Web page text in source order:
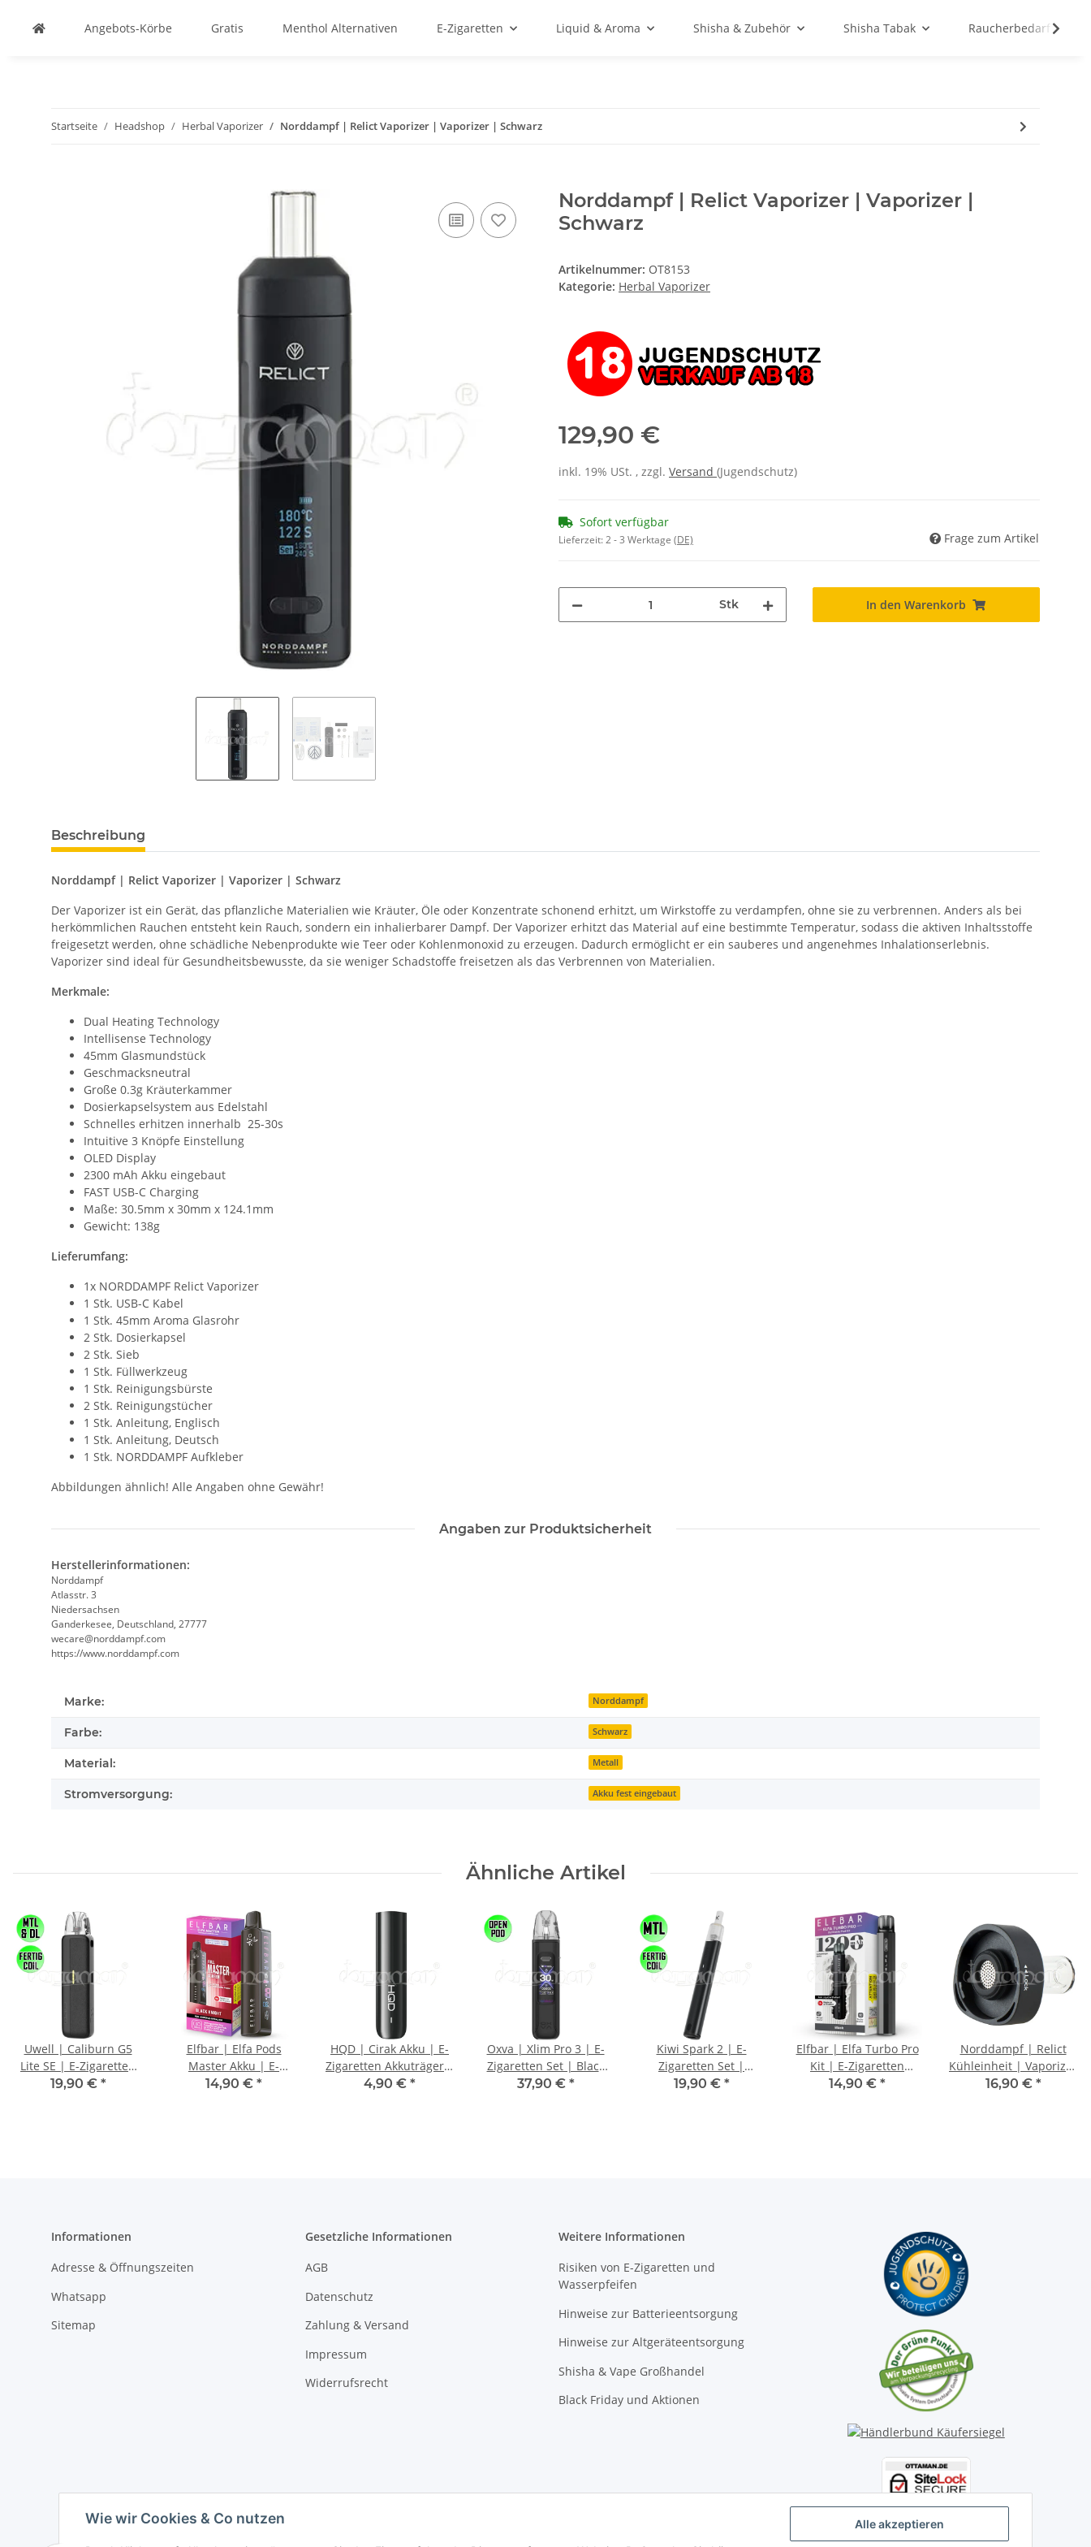
Angebots-Körbe Gratis Menthol Alternativen E-Zigaretten Liquid & Aroma Shisha & Zubehör Shisha Tabak Raucherbedarf
Startseite Headshop Herbal Vaporizer Norddampf | Relict Vaporizer | Vaporizer | Schwarz
Norddampf | Relict Vaporizer | Vaporizer |
Schwarz
Artikelnummer: OT8153
Kategorie: Herbal Vaporizer
129,90 €
inkl. 19% USt. , zzgl. Versand (Jugendschutz)
Sofort verfügbar
Lieferzeit:2 - 3 Werktage (DE) Frage zum Artikel
Stk In den Warenkorb
Beschreibung
Norddampf | Relict Vaporizer | Vaporizer | Schwarz
Der Vaporizer ist ein Gerät, das pflanzliche Materialien wie Kräuter, Öle oder Konzentrate schonend erhitzt, um Wirkstoffe zu verdampfen, ohne sie zu verbrennen. Anders als bei
herkömmlichen Rauchen entsteht kein Rauch, sondern ein inhalierbarer Dampf. Der Vaporizer erhitzt das Material auf eine bestimmte Temperatur, sodass die aktiven Inhaltsstoffe
freigesetzt werden, ohne schädliche Nebenprodukte wie Teer oder Kohlenmonoxid zu erzeugen. Dadurch ermöglicht er ein sauberes und angenehmes Inhalationserlebnis.
Vaporizer sind ideal für Gesundheitsbewusste, da sie weniger Schadstoffe freisetzen als das Verbrennen von Materialien.
Merkmale:
Dual Heating Technology
Intellisense Technology
45mm Glasmundstück
Geschmacksneutral
Große 0.3g Kräuterkammer
Dosierkapselsystem aus Edelstahl
Schnelles erhitzen innerhalb 25-30s
Intuitive 3 Knöpfe Einstellung
OLED Display
2300 mAh Akku eingebaut
FAST USB-C Charging
Maße: 30.5mm x 30mm x 124.1mm
Gewicht: 138g
Lieferumfang:
1x NORDDAMPF Relict Vaporizer
1 Stk. USB-C Kabel
1 Stk. 45mm Aroma Glasrohr
2 Stk. Dosierkapsel
2 Stk. Sieb
1 Stk. Füllwerkzeug
1 Stk. Reinigungsbürste
2 Stk. Reinigungstücher
1 Stk. Anleitung, Englisch
1 Stk. Anleitung, Deutsch
1 Stk. NORDDAMPF Aufkleber
Abbildungen ähnlich! Alle Angaben ohne Gewähr!
Angaben zur Produktsicherheit
Herstellerinformationen:
Norddampf
Atlasstr. 3
Niedersachsen
Ganderkesee, Deutschland, 27777
wecare@norddampf.com
https://www.norddampf.com
Marke: Norddampf
Farbe: Schwarz
Material: Metall
Stromversorgung: Akku fest eingebaut
Ähnliche Artikel
Uwell | Caliburn G5
Lite SE | E-Zigaretten
Set | Black Leather
19,90 € *
Elfbar | Elfa Pods
Master Akku | E-
Zigaretten Akkuträger |
14,90 € *
HQD | Cirak Akku | E-
Zigaretten Akkuträger |
Schwarz
4,90 € *
Oxva | Xlim Pro 3 | E-
Zigaretten Set | Black
Leather
37,90 € *
Kiwi Spark 2 | E-
Zigaretten Set |
Schwarz
19,90 € *
Elfbar | Elfa Turbo Pro
Kit | E-Zigaretten
Akkuträger | Schwarz
14,90 € *
Norddampf | Relict
Kühleinheit | Vaporizer
| Schwarz
16,90 € *
Informationen
Adresse & Öffnungszeiten
Whatsapp
Sitemap
Gesetzliche Informationen
AGB
Datenschutz
Zahlung & Versand
Impressum
Widerrufsrecht
Weitere Informationen
Risiken von E-Zigaretten und
Wasserpfeifen
Hinweise zur Batterieentsorgung
Hinweise zur Altgeräteentsorgung
Shisha & Vape Großhandel
Black Friday und Aktionen
Wie wir Cookies & Co nutzen Alle akzeptieren